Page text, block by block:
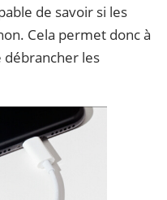
de savoir si les
Cela permet donc à
les